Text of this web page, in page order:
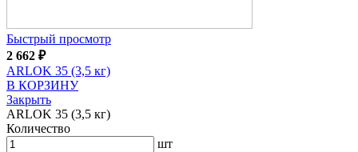
Быстрый просмотр
2 662 ₽
ARLOK 35 (3,5 кг)
В КОРЗИНУ
Закрыть
ARLOK 35 (3,5 кг)
Количество
шт